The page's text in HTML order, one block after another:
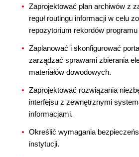
Zaprojektować plan archiwów z
reguł routingu informacji w celu
repozytorium rekordów programu
Zaplanować i skonfigurować
zarządzać sprawami zbierania
materiałów dowodowych.
Zaprojektować rozwiązania
interfejsu z zewnętrznymi
informacjami.
Określić wymagania
instytucji.